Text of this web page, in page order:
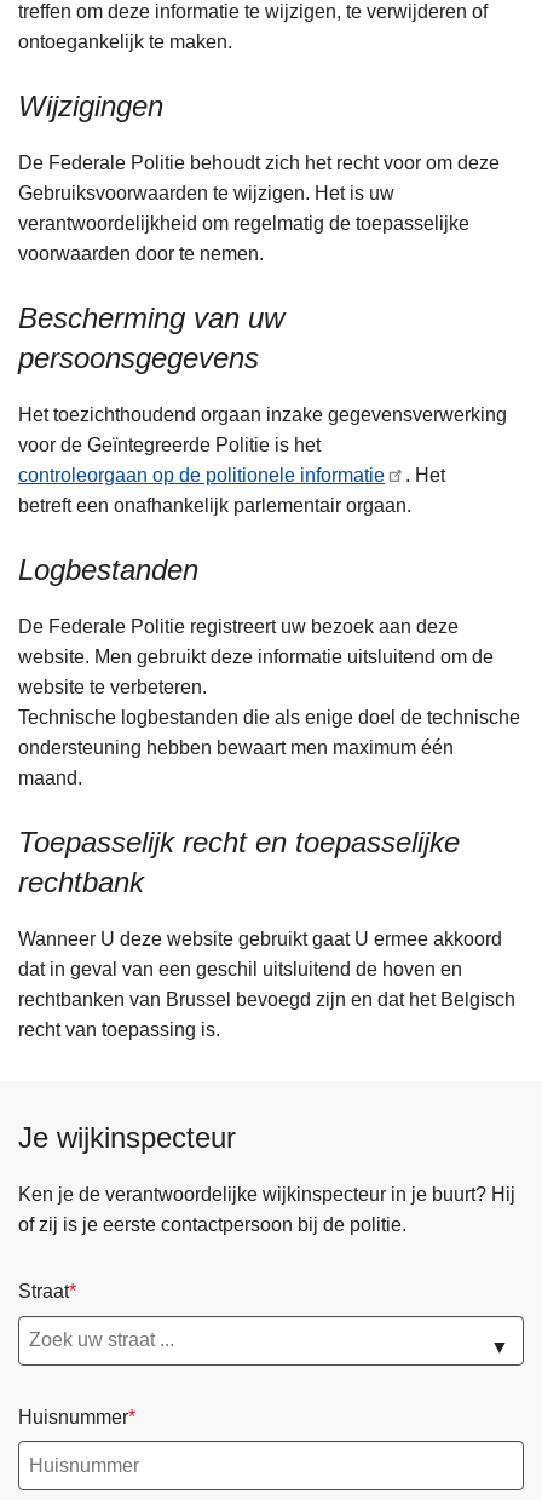
treffen om deze informatie te wijzigen, te verwijderen of
ontoegankelijk te maken.
Wijzigingen
De Federale Politie behoudt zich het recht voor om deze
Gebruiksvoorwaarden te wijzigen. Het is uw
verantwoordelijkheid om regelmatig de toepasselijke
voorwaarden door te nemen.
Bescherming van uw
persoonsgegevens
Het toezichthoudend orgaan inzake gegevensverwerking
voor de Geïntegreerde Politie is het
controleorgaan op de politionele informatie
. Het
betreft een onafhankelijk parlementair orgaan.
Logbestanden
De Federale Politie registreert uw bezoek aan deze
website. Men gebruikt deze informatie uitsluitend om de
website te verbeteren.
Technische logbestanden die als enige doel de technische
ondersteuning hebben bewaart men maximum één
maand.
Toepasselijk recht en toepasselijke
rechtbank
Wanneer U deze website gebruikt gaat U ermee akkoord
dat in geval van een geschil uitsluitend de hoven en
rechtbanken van Brussel bevoegd zijn en dat het Belgisch
recht van toepassing is.
Je wijkinspecteur
Ken je de verantwoordelijke wijkinspecteur in je buurt? Hij
of zij is je eerste contactpersoon bij de politie.
Straat
▼
Huisnummer